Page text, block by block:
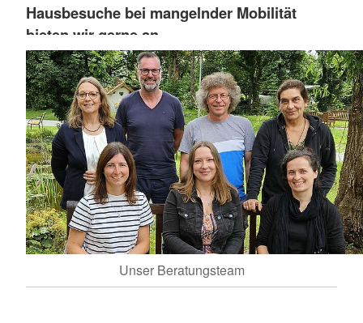
Hausbesuche bei mangelnder Mobilität
bieten wir gerne an.
Mehr anzeigen
Unser Beratungsteam